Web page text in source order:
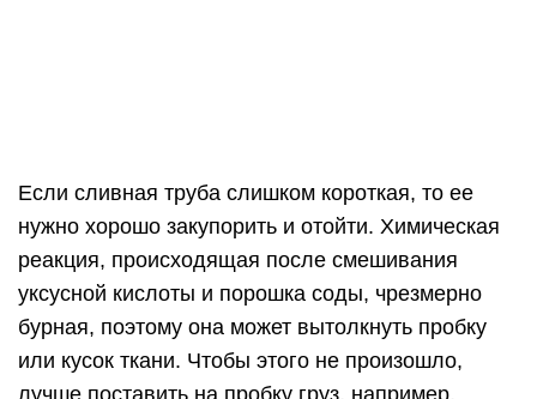
Чтобы до засоров дело никогда не доходило,
даже в старых трубах, можно проводить
профилактическую чистку, которая займёт
совсем немного времени:
Можно повторить «сода + уксус», только в
меньших масштабах и когда начнёт
появляться пена, просто включить горячую